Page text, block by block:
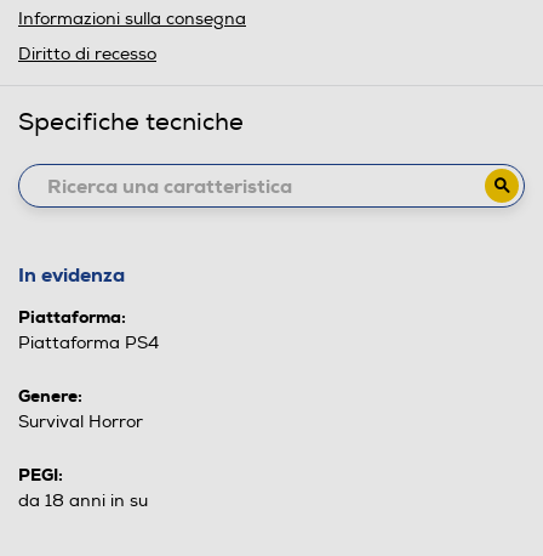
Informazioni sulla consegna
Diritto di recesso
Specifiche tecniche
In evidenza
Piattaforma:
Piattaforma PS4
Genere:
Survival Horror
PEGI:
da 18 anni in su